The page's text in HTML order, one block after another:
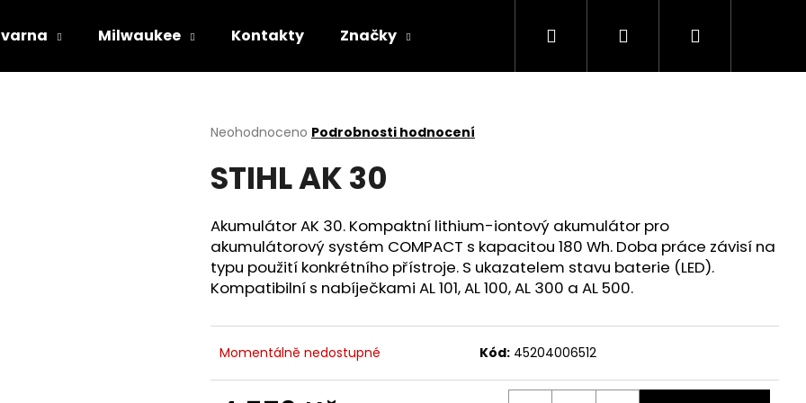
Milwaukee Kontakty Značky Hledat PřihlášeníNákupní
Průměrné
produktu
je
z
5
hvězdiček.
Neohodnoceno Podrobnosti hodnocení
STIHL AK 30
Akumulátor AK 30. Kompaktní lithium-iontový akumulátor pro
akumulátorový systém COMPACT s kapacitou 180 Wh. Doba práce závisí na
typu použití konkrétního přístroje. S ukazatelem stavu baterie (LED).
Kompatibilní s nabíječkami AL 101, AL 100, AL 300 a AL 500.
Momentálně nedostupné Kód: 45204006512
HLEDAT
HUSQVARNA AUTOMOWER 430V NERA